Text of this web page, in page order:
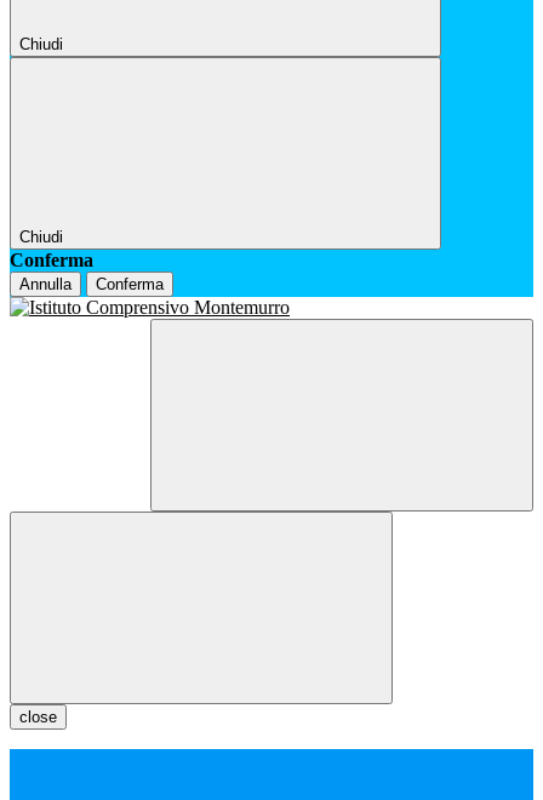
Chiudi
Chiudi
Conferma
Annulla Conferma
close